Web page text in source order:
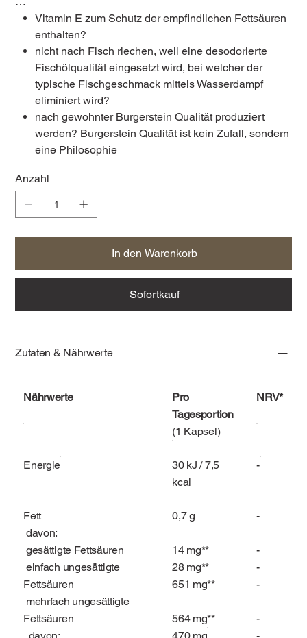
Vitamin E zum Schutz der empfindlichen Fettsäuren
enthalten?
nicht nach Fisch riechen, weil eine desodorierte
Fischölqualität eingesetzt wird, bei welcher der
typische Fischgeschmack mittels Wasserdampf
eliminiert wird?
nach gewohnter Burgerstein Qualität produziert
werden? Burgerstein Qualität ist kein Zufall, sondern
eine Philosophie
Anzahl
In den Warenkorb
Sofortkauf
Zutaten & Nährwerte
Nährwerte
Pro
Tagesportion
(1 Kapsel)
NRV*
Energie
30 kJ / 7,5
kcal
-
Fett
davon:
gesättigte Fettsäuren
einfach ungesättigte
Fettsäuren
mehrfach ungesättigte
Fettsäuren
0,7 g
14 mg**
28 mg**
651 mg**
564 mg**
-
-
-
-
-